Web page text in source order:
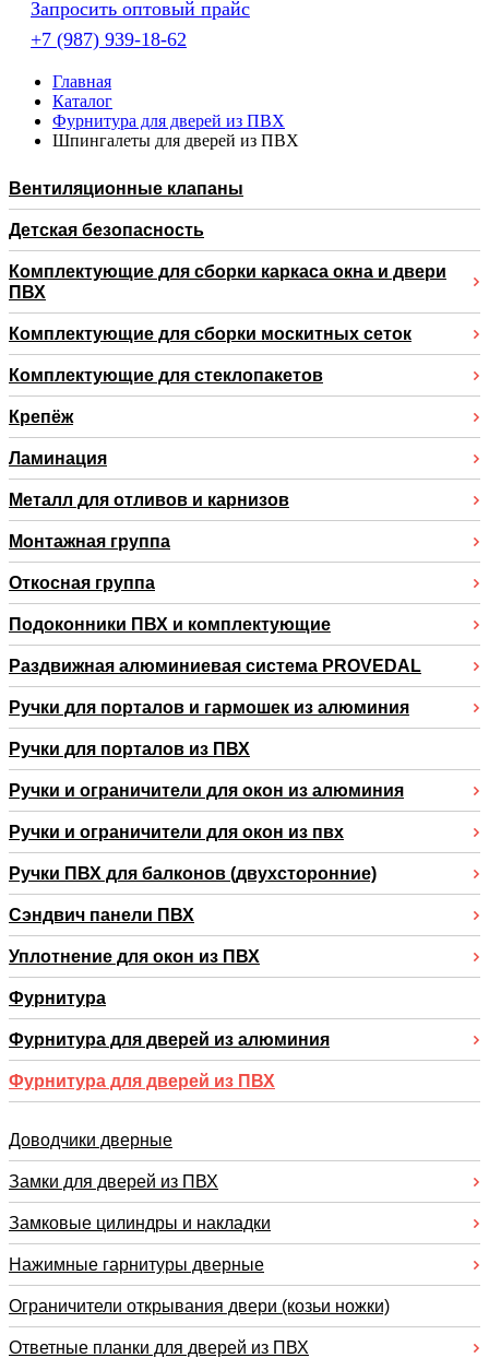
Запросить оптовый прайс
+7 (987) 939-18-62
Главная
Каталог
Фурнитура для дверей из ПВХ
Шпингалеты для дверей из ПВХ
Вентиляционные клапаны
Детская безопасность
Комплектующие для сборки каркаса окна и двери
ПВХ
Комплектующие для сборки москитных сеток
Комплектующие для стеклопакетов
Крепёж
Ламинация
Металл для отливов и карнизов
Монтажная группа
Откосная группа
Подоконники ПВХ и комплектующие
Раздвижная алюминиевая система PROVEDAL
Ручки для порталов и гармошек из алюминия
Ручки для порталов из ПВХ
Ручки и ограничители для окон из алюминия
Ручки и ограничители для окон из пвх
Ручки ПВХ для балконов (двухсторонние)
Сэндвич панели ПВХ
Уплотнение для окон из ПВХ
Фурнитура
Фурнитура для дверей из алюминия
Фурнитура для дверей из ПВХ
Доводчики дверные
Замки для дверей из ПВХ
Замковые цилиндры и накладки
Нажимные гарнитуры дверные
Ограничители открывания двери (козьи ножки)
Ответные планки для дверей из ПВХ